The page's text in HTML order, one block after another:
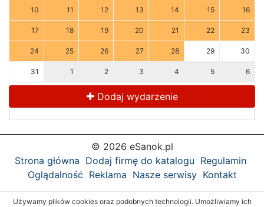
10 11 12 13 14 15 16
17 18 19 20 21 22 23
24 25 26 27 28 29 30
31 1 2 3 4 5 6
Dodaj wydarzenie
© 2026 eSanok.pl
Strona główna Dodaj firmę do katalogu Regulamin
Oglądalność Reklama Nasze serwisy Kontakt
Używamy plików cookies oraz podobnych technologii. Umożliwiamy ich